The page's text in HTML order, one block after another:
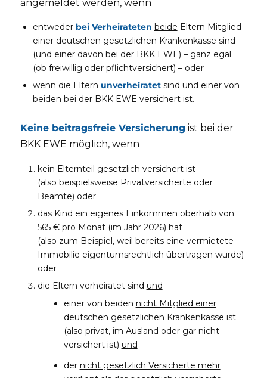
angemeldet werden, wenn
entweder bei Verheirateten beide Eltern Mitglied
einer deutschen gesetzlichen Krankenkasse sind
(und einer davon bei der BKK EWE) – ganz egal
(ob freiwillig oder pflichtversichert) – oder
wenn die Eltern unverheiratetsind und einer von
beiden bei der BKK EWE versichert ist.
Keine beitragsfreie Versicherung ist bei der
BKK EWE möglich, wenn
kein Elternteil gesetzlich versichert ist
(also beispielsweise Privatversicherte oder
Beamte) oder
das Kind ein eigenes Einkommen oberhalb von
565 € pro Monat (im Jahr 2026) hat
(also zum Beispiel, weil bereits eine vermietete
Immobilie eigentumsrechtlich übertragen wurde)
oder
die Eltern verheiratet sind und
einer von beiden nicht Mitglied einer
deutschen gesetzlichen Krankenkasse ist
(also privat, im Ausland oder gar nicht
versichert ist) und
der nicht gesetzlich Versicherte mehr